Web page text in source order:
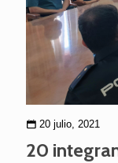
20 julio, 2021
20